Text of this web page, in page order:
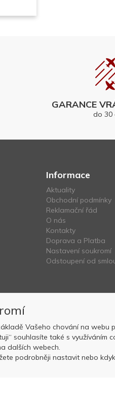
GARANCE
do 30
Informace
Aktuality
Obchodní podmínky
Reklamační řád
O nás
Kontakty
Doprava a Platba
Nastavení soukromí
Odstoupení od
Base, s.r.o. 2022, powered by
Vašeho chování na
souhlasíte také s
dalších webech.
podrobněji nastavit nebo